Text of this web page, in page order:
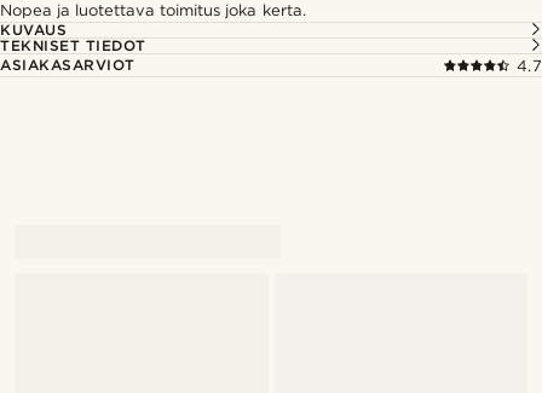
Nopea ja luotettava toimitus joka kerta.
KUVAUS
TEKNISET TIEDOT
ASIAKASARVIOT
4.7